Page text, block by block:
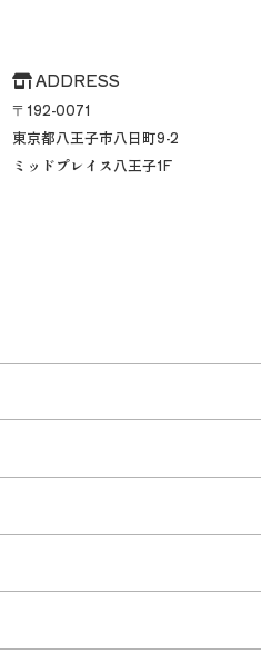
ADDRESS
〒192-0071
東京都八王子市八日町9-2
ミッドプレイス八王子1F